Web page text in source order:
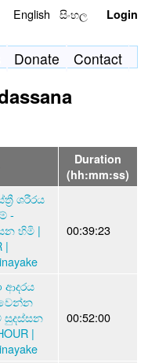
English සිංහල Login
Donate Contact
Duration
(hh:mm:ss)
ශරීරය
-
හිමි |
|
00:39:23
ආදරය
සුදස්සන
|
00:52:00